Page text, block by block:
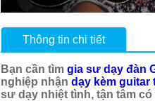
Thông tin chi tiết
Bạn cần tìm gia sư dạy đàn
nghiệp nhận dạy kèm guitar
sư dạy nhiệt tình, tận tâm